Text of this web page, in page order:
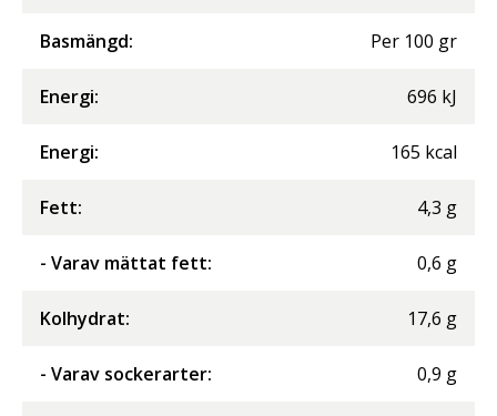
Basmängd: Per 100 gr
Energi: 696 kJ
Energi: 165 kcal
Fett: 4,3 g
- Varav mättat fett: 0,6 g
Kolhydrat: 17,6 g
- Varav sockerarter: 0,9 g